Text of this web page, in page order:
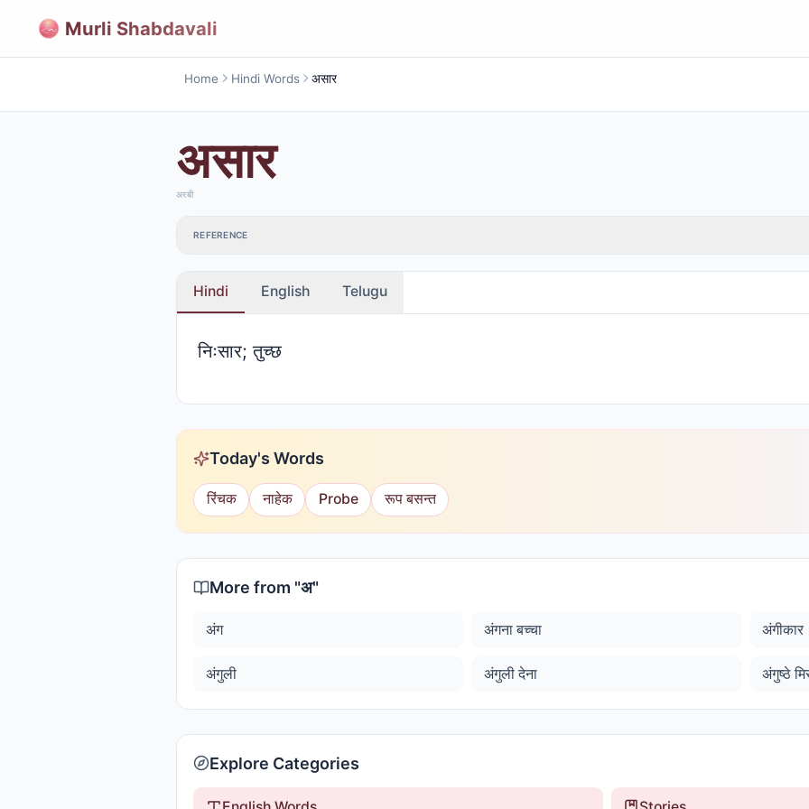
Murli Shabdavali
Home Hindi Words असार
असार
अरबी
REFERENCE
Hindi English Telugu
निःसार; तुच्छ
Today's Words
रिंचक नाहेक Probe रूप बसन्त
More from "अ"
अंग अंगना बच्चा अंगीकार
अंगुली अंगुली देना अंगुष्ठे
Explore Categories